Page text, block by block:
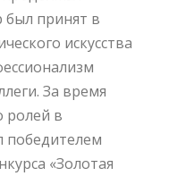
был принят в
искусства
За время
ролей в
победителем
«Золотая